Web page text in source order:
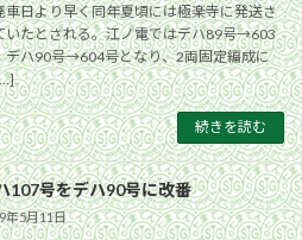
車日より早く同年夏頃には極楽寺に発送さ
いたとされる。江ノ電ではデハ89号→603
デハ90号→604号となり、2両固定編成に
続きを読む
107号をデハ90号に改番
年5月11日